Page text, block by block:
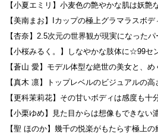
【小夏エミリ】小麦色の艶やかな肌は妖艶
【美南まお】Iカップの極上グラマラスボ
【杏奈】2.5次元の世界観が現実になった
【小桜みるく。】しなやかな肢体に☆99
【蒼山 愛】モデル体型な絶世の美女と、
【真木 凛】トップレベルのビジュアルの
【更科茉莉花】その甘いボディは感度も十
【小栗ゆめ】見た目からは想像もできない
【聖 ほのか】幾千の悦楽がもたらす極上